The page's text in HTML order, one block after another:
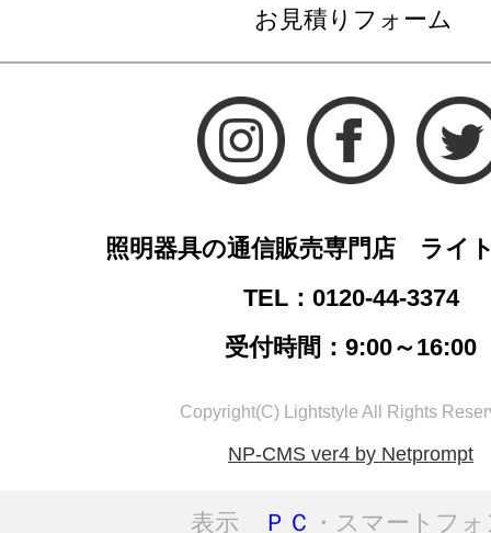
お見積りフォーム
照明器具の通信販売専門店 ライ
TEL：0120-44-3374
受付時間：9:00～16:00
Copyright(C) Lightstyle All Rights
NP-CMS ver4 by Netprompt
表示 ＰＣ ・スマートフ